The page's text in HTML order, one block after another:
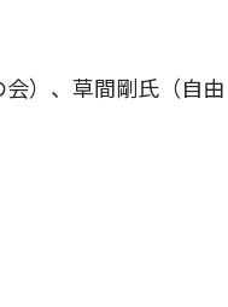
）、草間剛氏（自由